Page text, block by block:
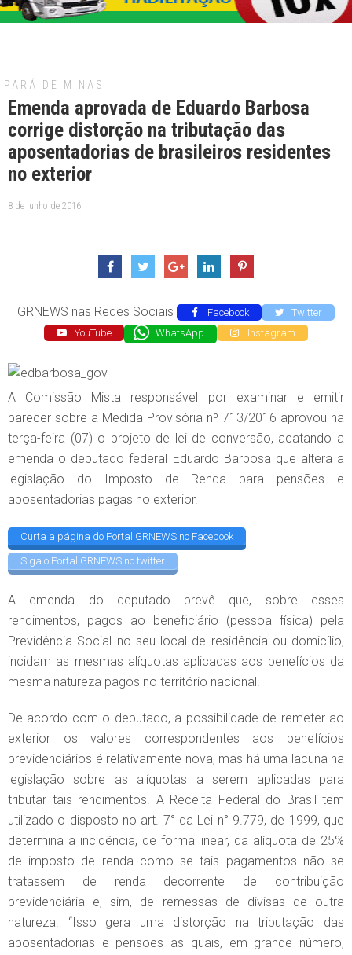
PARÁ DE MINAS
Emenda aprovada de Eduardo Barbosa
corrige distorção na tributação das
aposentadorias de brasileiros residentes
no exterior
8 de junho de 2016
GRNEWS nas Redes Sociais Facebook
Twitter
YouTube
WhatsApp Instagram
A Comissão Mista responsável por examinar e emitir
parecer sobre a Medida Provisória nº 713/2016 aprovou na
terça-feira (07) o projeto de lei de conversão, acatando a
emenda o deputado federal Eduardo Barbosa que altera a
legislação do Imposto de Renda para pensões e
aposentadorias pagas no exterior.
Curta a página do Portal GRNEWS no Facebook
Siga o Portal GRNEWS no twitter
A emenda do deputado prevê que, sobre esses
rendimentos, pagos ao beneficiário (pessoa física) pela
Previdência Social no seu local de residência ou domicílio,
incidam as mesmas alíquotas aplicadas aos benefícios da
mesma natureza pagos no território nacional.
De acordo com o deputado, a possibilidade de remeter ao
exterior os valores correspondentes aos benefícios
previdenciários é relativamente nova, mas há uma lacuna na
legislação sobre as alíquotas a serem aplicadas para
tributar tais rendimentos. A Receita Federal do Brasil tem
utilizado o disposto no art. 7° da Lei n° 9.779, de 1999, que
determina a incidência, de forma linear, da alíquota de 25%
de imposto de renda como se tais pagamentos não se
tratassem de renda decorrente de contribuição
previdenciária e, sim, de remessas de divisas de outra
natureza. “Isso gera uma distorção na tributação das
aposentadorias e pensões as quais, em grande número,